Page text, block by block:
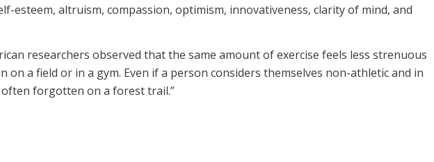
esteem, altruism, compassion, optimism, innovativeness, clarity of mind, and
researchers observed that the same amount of exercise feels less strenuous
on a field or in a gym. Even if a person considers themselves non-athletic and in
forgotten on a forest trail.”